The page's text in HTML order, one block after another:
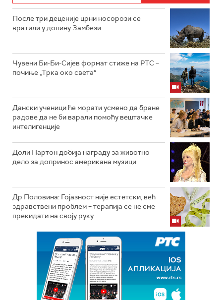
После три деценије црни носорози се
вратили у долину Замбези
Чувени Би-Би-Сијев формат стиже на РТС –
почиње „Трка око света“
Дански ученици ће морати усмено да бране
радове да не би варали помоћу вештачке
интелигенције
Доли Партон добија награду за животно
дело за допринос американа музици
Др Половина: Гојазност није естетски, већ
здравствени проблем – терапија се не сме
прекидати на своју руку